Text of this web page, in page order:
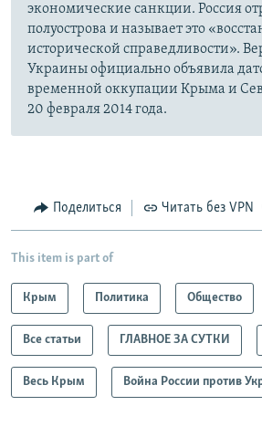
экономические санкции. Россия
полуострова и называет это
исторической справедливости».
Украины официально объявила
временной оккупации Крыма и
20 февраля 2014 года.
Поделиться Читать без VPN
This item is part of
Крым Политика Общество
Все статьи ГЛАВНОЕ ЗА СУТКИ
Весь Крым Война России против